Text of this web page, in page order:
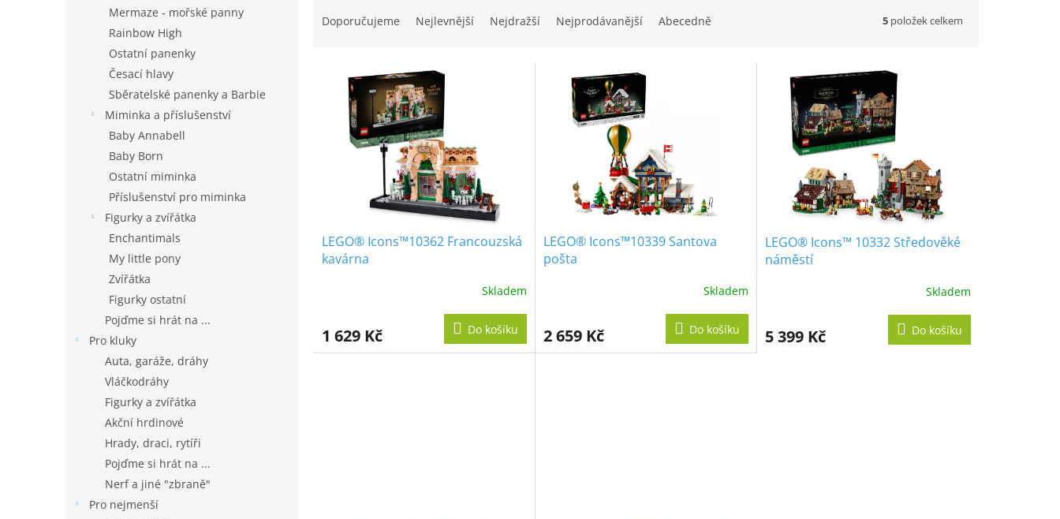
Mermaze - mořské panny
Rainbow High
Ostatní panenky
Česací hlavy
Sběratelské panenky a Barbie
Miminka a příslušenství
Baby Annabell
Baby Born
Ostatní miminka
Příslušenství pro miminka
Figurky a zvířátka
Enchantimals
My little pony
Zvířátka
Figurky ostatní
Pojďme si hrát na ...
Pro kluky
Auta, garáže, dráhy
Vláčkodráhy
Figurky a zvířátka
Akční hrdinové
Hrady, draci, rytíři
Pojďme si hrát na ...
Nerf a jiné "zbraně"
Pro nejmenší
Doporučujeme Nejlevnější Nejdražší Nejprodávanější Abecedně 5 položek celkem
LEGO® Icons™10362 Francouzská
kavárna
Skladem
1 629 Kč Do košíku
LEGO® Icons™10339 Santova
pošta
Skladem
2 659 Kč Do košíku
LEGO® Icons™ 10332 Středověké
náměstí
Skladem
5 399 Kč Do košíku